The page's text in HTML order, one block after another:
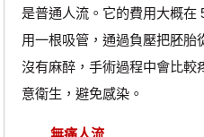
是普通人流。它的費用大概在
用一根吸管，通過負壓把胚胎
沒有麻醉，手術過程中會比較
意衛生，避免感染。
無痛人流